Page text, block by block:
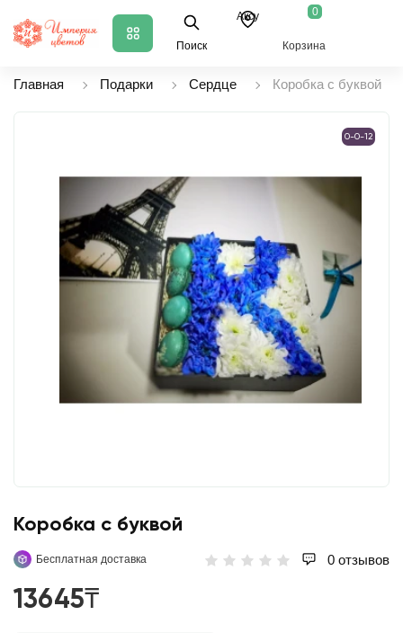
Поиск
Аксу 0
Корзина
Главная Подарки Сердце Коробка с буквой
0-0-12
Коробка с буквой
Бесплатная доставка 0 отзывов
13645₸